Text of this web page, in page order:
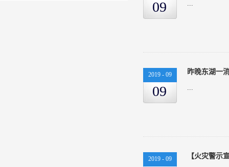
09 ...
2019 - 09
09
昨晚东湖一
...
2019 - 09